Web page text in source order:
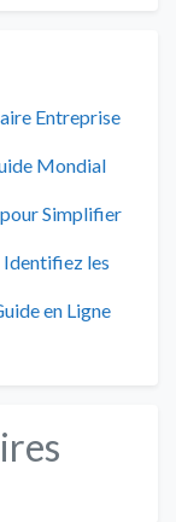
Entreprise
Mondial
pour Simplifier
Identifiez les
en Ligne